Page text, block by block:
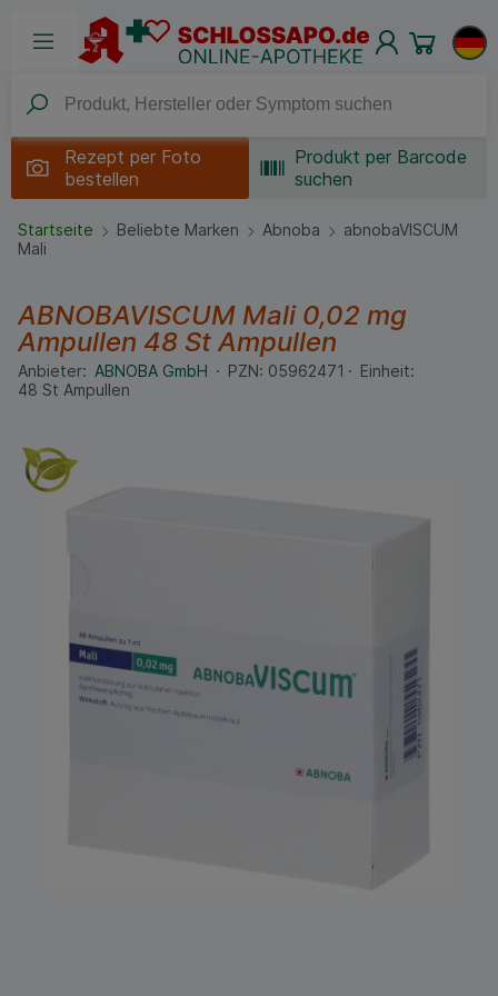
Rezept per Foto
bestellen
Produkt per Barcode
suchen
Startseite Beliebte Marken Abnoba
abnobaVISCUM
Mali
ABNOBAVISCUM Mali 0,02 mg
Ampullen 48 StAmpullen
Anbieter: ABNOBA GmbH PZN: 05962471
Einheit:
48 St Ampullen